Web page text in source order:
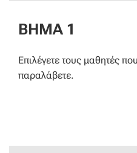
ΒΗΜΑ 1
Επιλέγετε τους μαθητές
παραλάβετε.